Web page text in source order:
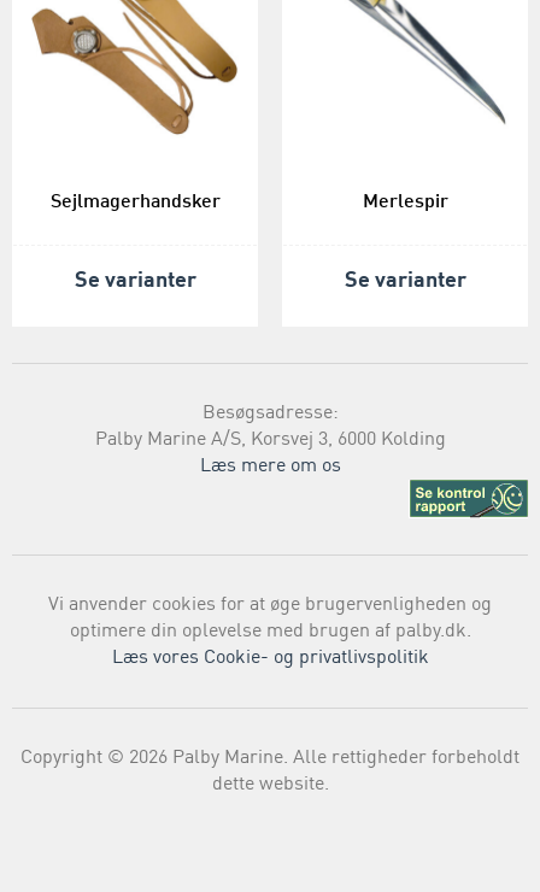
Sejlmagerhandsker
Se varianter
Merlespir
Se varianter
Besøgsadresse:
Palby Marine A/S, Korsvej 3, 6000 Kolding
Læs mere om os
Vi anvender cookies for at øge brugervenligheden og
optimere din oplevelse med brugen af palby.dk.
Læs vores Cookie- og privatlivspolitik
Copyright © 2026 Palby Marine. Alle rettigheder forbeholdt
dette website.